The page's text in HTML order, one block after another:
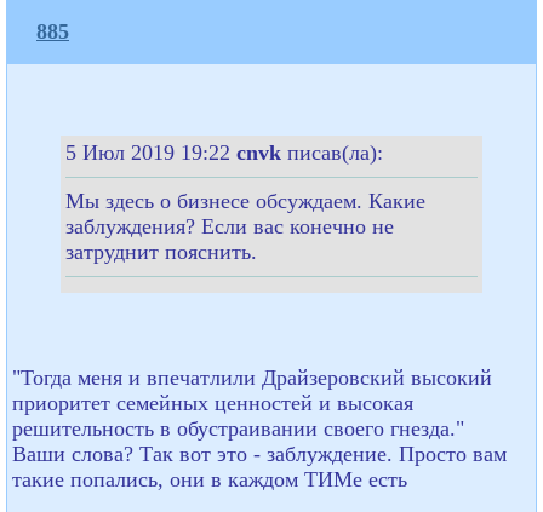
885
5 Июл 2019 19:22 cnvk писав(ла):
Мы здесь о бизнесе обсуждаем. Какие
заблуждения? Если вас конечно не
затруднит пояснить.
"Тогда меня и впечатлили Драйзеровский высокий
приоритет семейных ценностей и высокая
решительность в обустраивании своего гнезда."
Ваши слова? Так вот это - заблуждение. Просто вам
такие попались, они в каждом ТИМе есть